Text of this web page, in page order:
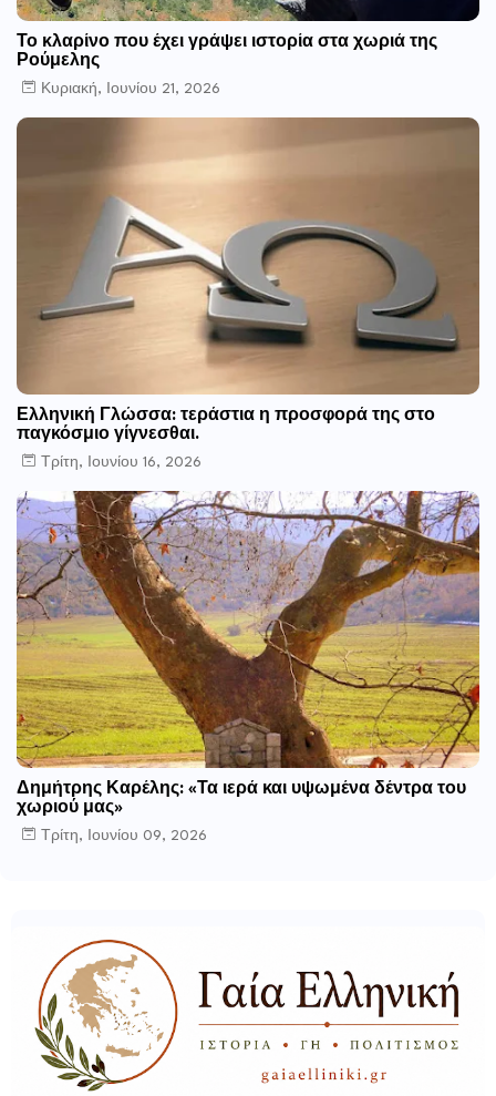
Το κλαρίνο που έχει γράψει ιστορία στα χωριά της
Ρούμελης
Κυριακή, Ιουνίου 21, 2026
Ελληνική Γλώσσα: τεράστια η προσφορά της στο
παγκόσμιο γίγνεσθαι.
Τρίτη, Ιουνίου 16, 2026
Δημήτρης Καρέλης: «Τα ιερά και υψωμένα δέντρα του
χωριού μας»
Τρίτη, Ιουνίου 09, 2026